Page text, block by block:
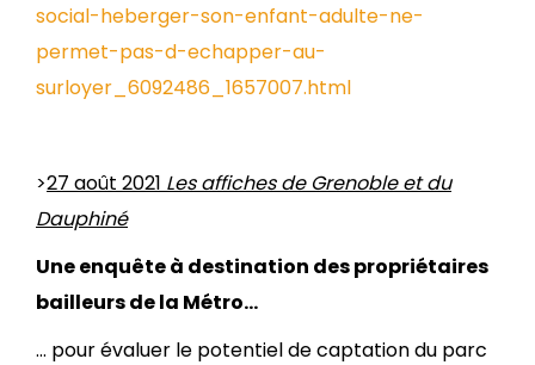
social-heberger-son-enfant-adulte-ne-
permet-pas-d-echapper-au-
surloyer_6092486_1657007.html
>27 août 2021 Les affiches de Grenoble et du
Dauphiné
Une enquête à destination des propriétaires
bailleurs de la Métro…
… pour évaluer le potentiel de captation du parc